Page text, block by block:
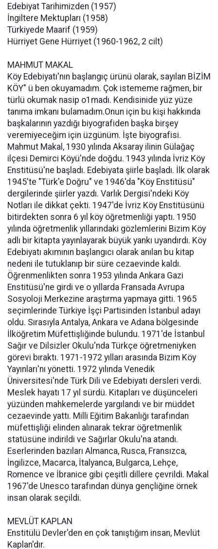
Edebiyat Tarihimizden (1957)
İngiltere Mektupları (1958)
Türkiyede Maarif (1959)
Hürriyet Gene Hürriyet (1960-1962, 2 cilt)
MAHMUT MAKAL
Köy Edebiyatı'nın başlangıç ürünü olarak, sayılan BİZİM
KÖY" ü ben okuyamadım. Çok istememe rağmen, bir
türlü okumak nasip o1madı. Kendisinide yüz yüze
tanıma imkanı bulamadım.Onun için bu kişi hakkında
başkalarının yazdığı biyografiden başka birşey
veremiyeceğim için üzgünüm. İşte biyografisi.
Mahmut Makal, 1930 yılında Aksaray ilinin Gülağaç
ilçesi Demirci Köyü'nde doğdu. 1943 yılında İvriz Köy
Enstitüsü'ne başladı. Edebiyata şiirle başladı. İlk olarak
1945'te "Türk'e Doğru" ve 1946'da "Köy Enstitüsü"
dergilerinde şiirler yazdı. Varlık Dergisi'ndeki Köy
Notları ile dikkat çekti. 1947'de İvriz Köy Enstitüsünü
bitirdekten sonra 6 yıl köy öğretmenliği yaptı. 1950
yılında öğretmenlik yıllarındaki gözlemlerini Bizim Köy
adlı bir kitapta yayınlayarak büyük yankı uyandırdı. Köy
Edebiyatı akımının başlangıcı olarak anılan bu kitap
nedeni ile tutuklanıp bir süre cezaevinde kaldı.
Öğrenmenlikten sonra 1953 yılında Ankara Gazi
Enstitüsü'ne girdi ve o yıllarda Fransada Avrupa
Sosyoloji Merkezine araştırma yapmaya gitti. 1965
seçimlerinde Türkiye İşçi Partisinden İstanbul adayı
oldu. Sırasıyla Antalya, Ankara ve Adana bölgesinde
İlköğretim Müfettişliğinde bulundu. 1971'de İstanbul
Sağır ve Dilsizler Okulu'nda Türkçe öğretmeniyken
görevi bıraktı. 1971-1972 yılları arasında Bizim Köy
Yayınları'nı yönetti. 1972 yılında Venedik
Üniversitesi'nde Türk Dili ve Edebiyatı dersleri verdi.
Meslek hayatı 17 yıl sürdü. Kitapları ve düşünceleri
yüzünden mahkemelerde yargılandı ve bir müddet
cezaevinde yattı. Milli Eğitim Bakanlığı tarafından
müfettişliği elinden alınarak tekrar öğretmenlik
statüsüne indirildi ve Sağırlar Okulu'na atandı.
Eserlerinden bazıları Almanca, Rusca, Fransızca,
İngilizce, Macarca, İtalyanca, Bulgarca, Lehçe,
Romence ve İbranice gibi çeşitli dillere çevrildi. Makal
1967'de Unesco tarafından dünya gençliğine örnek
insan olarak seçildi.
MEVLÜT KAPLAN
Enstitülü Devler'den en çok tanıştığım insan, Mevlüt
Kaplan'dır.